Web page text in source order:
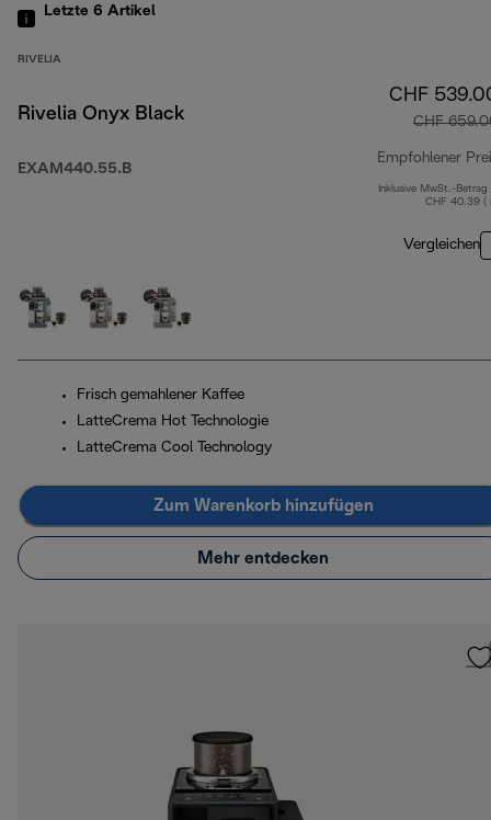
Letzte 6 Artikel
RIVELIA
Rivelia Onyx Black
EXAM440.55.B
CHF
CHF
Empfohlener
Inklusive MwSt.-Betrag
CHF 40.39 (
Vergleichen
Frisch gemahlener Kaffee
LatteCrema Hot Technologie
LatteCrema Cool Technology
Zum Warenkorb hinzufügen
Mehr entdecken